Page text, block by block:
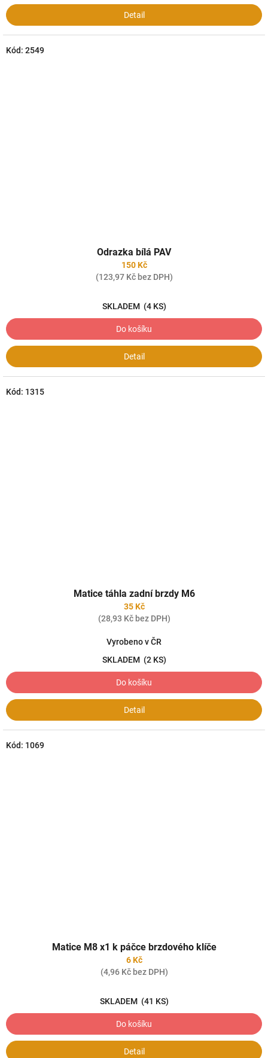
Detail
Odrazka bílá PAV
150 Kč
(123,97 Kč bez DPH)
SKLADEM (4 KS)
Do košíku
Detail
Kód: 2549
Matice táhla zadní brzdy M6
35 Kč
(28,93 Kč bez DPH)
Vyrobeno v ČR
SKLADEM (2 KS)
Do košíku
Detail
Kód: 1315
Matice M8 x1 k páčce brzdového klíče
6 Kč
(4,96 Kč bez DPH)
SKLADEM (41 KS)
Do košíku
Detail
Kód: 1069